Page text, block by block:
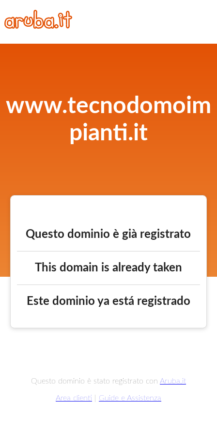
www.tecnodomoim
pianti.it
Questo dominio è già registrato
This domain is already taken
Este dominio ya está registrado
Questo dominio è stato registrato con Aruba.it
Area clienti Guide e Assistenza